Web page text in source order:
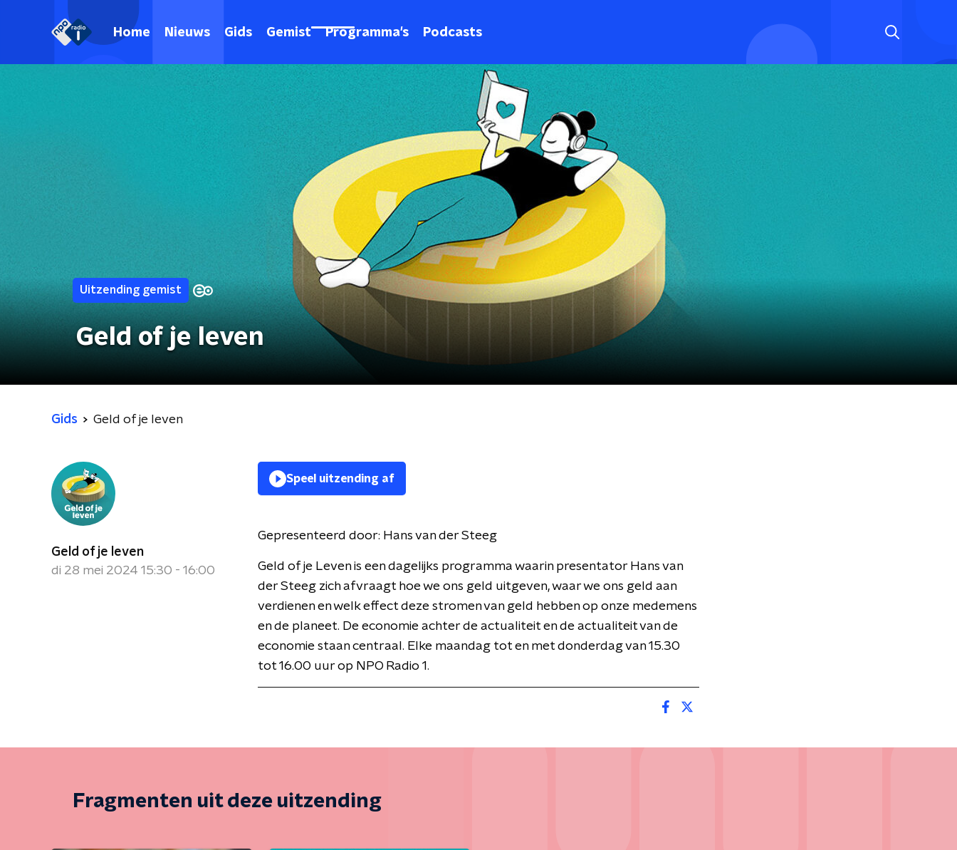
Home Nieuws Gids Gemist Programma's Podcasts
Uitzending gemist
Geld of je leven
Gids Geld of je leven
Geld of je leven
di 28 mei 2024 15:30 - 16:00
Speel uitzending af
Gepresenteerd door: Hans van der Steeg
Geld of je Leven is een dagelijks programma waarin presentator Hans van
der Steeg zich afvraagt hoe we ons geld uitgeven, waar we ons geld aan
verdienen en welk effect deze stromen van geld hebben op onze medemens
en de planeet. De economie achter de actualiteit en de actualiteit van de
economie staan centraal. Elke maandag tot en met donderdag van 15.30
tot 16.00 uur op NPO Radio 1.
Fragmenten uit deze uitzending